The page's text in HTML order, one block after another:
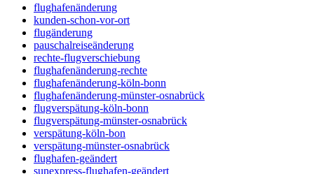
flughafenänderung
kunden-schon-vor-ort
flugänderung
pauschalreiseänderung
rechte-flugverschiebung
flughafenänderung-rechte
flughafenänderung-köln-bonn
flughafenänderung-münster-osnabrück
flugverspätung-köln-bonn
flugverspätung-münster-osnabrück
verspätung-köln-bon
verspätung-münster-osnabrück
flughafen-geändert
sunexpress-flughafen-geändert